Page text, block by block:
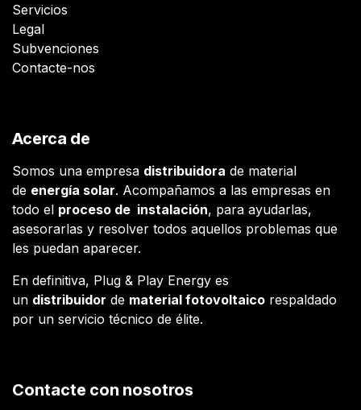
Servicios
Legal
Subvenciones
Contacte-nos
Acerca de
Somos una empresa distribuidora de material
de energía solar. Acompañamos a las empresas en
todo el proceso de instalación, para ayudarlas,
asesorarlas y resolver todos aquellos problemas que
les puedan aparecer.
En definitiva, Plug & Play Energy es
un distribuidor de material fotovoltaico respaldado
por un servicio técnico de élite.
Contacte con nosotros